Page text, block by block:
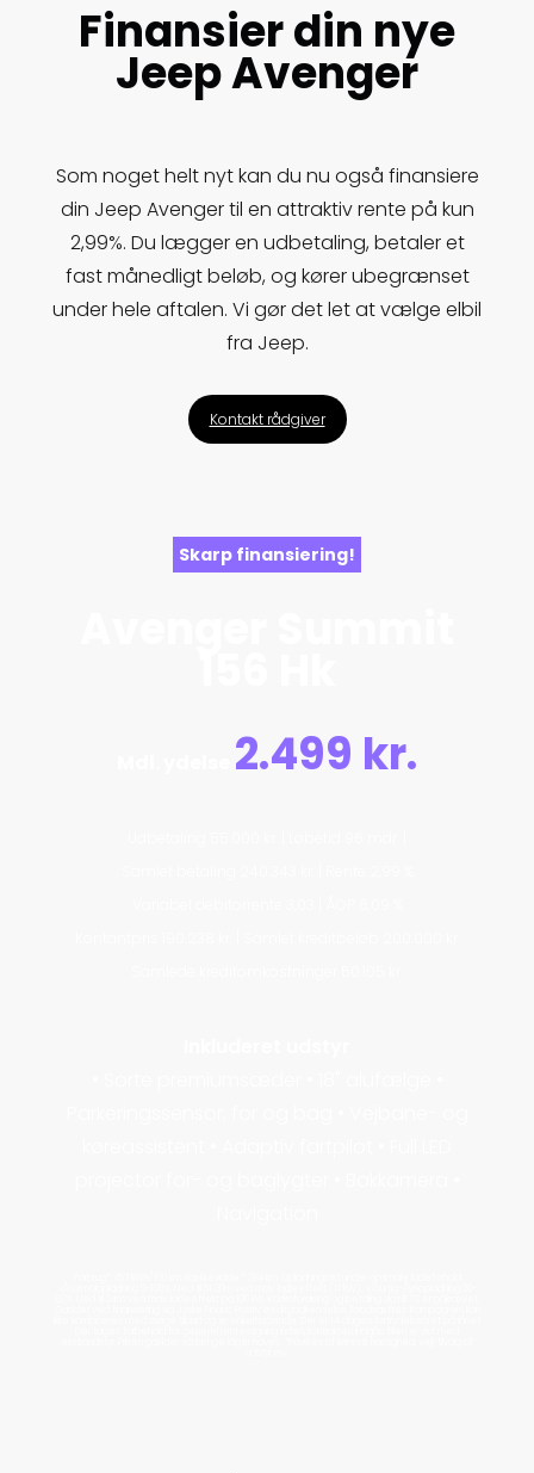
Finansier din nye
Jeep Avenger
Som noget helt nyt kan du nu også finansiere
din Jeep Avenger til en attraktiv rente på kun
2,99%. Du lægger en udbetaling, betaler et
fast månedligt beløb, og kører ubegrænset
under hele aftalen. Vi gør det let at vælge elbil
fra Jeep.
Kontakt rådgiver
Skarp finansiering!
2.499 kr.